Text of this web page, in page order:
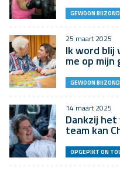
GEWOON
25 maart 2025
Ik word blij
me op mijn
GEWOON
14 maart 2025
Dankzij
team kan
OPGEPIKT ON